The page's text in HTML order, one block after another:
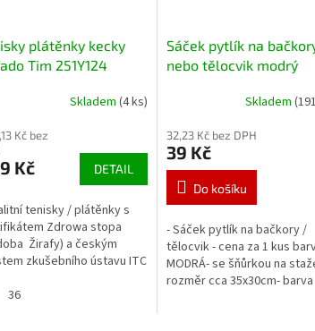
plátěnky kecky
Tim 251Y124
Skladem (4 ks)
Kč bez
Kč DETAIL
tenisky / plátěnky s
Zdrowa stopa
Žirafy) a českým
zkušebního ústavu ITC
se), boty se...
36
Sáček pytlík na
nebo tělocvik modrý
Skladem
32,23 Kč bez DPH
39 Kč
Do košíku
- Sáček pytlík na bačkory /
tělocvik - cena za 1 kus
MODRÁ- se šňůrkou na
rozměr cca 35x30cm- barva